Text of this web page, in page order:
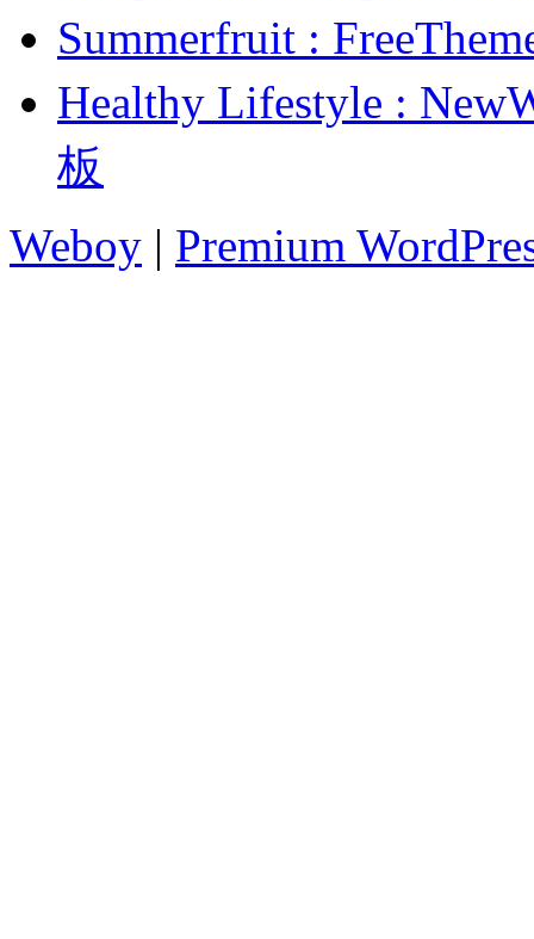
Summerfruit :
Healthy Lifestyle :
板
Weboy | Premium